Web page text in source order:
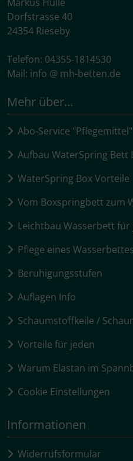
Dorfstrasse 40
24354 Rieseby
Telefon: 04355-1814530
Mail: info @ mh-betten.de
Mehr über...
Abo-Service "Pflegemittel"
Aufbau WaterSpring Bett
WaterSpring Box Vorteile
Vom Boxspringbett zum
Leichtbau Wasserbett für
Pflege eines Wasserbettes
Beruhigungsstufen
Auflagen Info
Schaumstoffkeile /
Vorteile für jeden
Warum Elastan im
Cookie Einstellungen
Informationen
Widerrufsformular